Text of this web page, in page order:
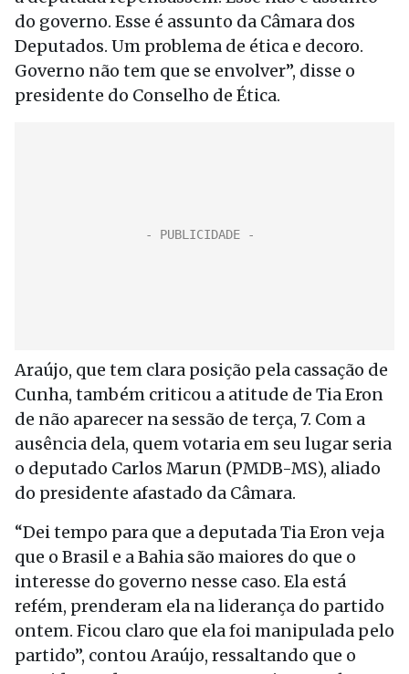
do governo. Esse é assunto da Câmara dos
Deputados. Um problema de ética e decoro.
Governo não tem que se envolver”, disse o
presidente do Conselho de Ética.
Araújo, que tem clara posição pela cassação de
Cunha, também criticou a atitude de Tia Eron
de não aparecer na sessão de terça, 7. Com a
ausência dela, quem votaria em seu lugar seria
o deputado Carlos Marun (PMDB-MS), aliado
do presidente afastado da Câmara.
“Dei tempo para que a deputada Tia Eron veja
que o Brasil e a Bahia são maiores do que o
interesse do governo nesse caso. Ela está
refém, prenderam ela na liderança do partido
ontem. Ficou claro que ela foi manipulada pelo
partido”, contou Araújo, ressaltando que o